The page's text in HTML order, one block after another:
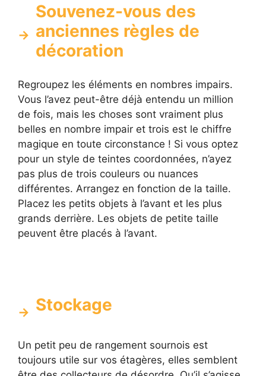
Souvenez-vous des
anciennes règles de
décoration
Regroupez les éléments en nombres impairs.
Vous l’avez peut-être déjà entendu un million
de fois, mais les choses sont vraiment plus
belles en nombre impair et trois est le chiffre
magique en toute circonstance ! Si vous optez
pour un style de teintes coordonnées, n’ayez
pas plus de trois couleurs ou nuances
différentes. Arrangez en fonction de la taille.
Placez les petits objets à l’avant et les plus
grands derrière. Les objets de petite taille
peuvent être placés à l’avant.
Stockage
Un petit peu de rangement sournois est
toujours utile sur vos étagères, elles semblent